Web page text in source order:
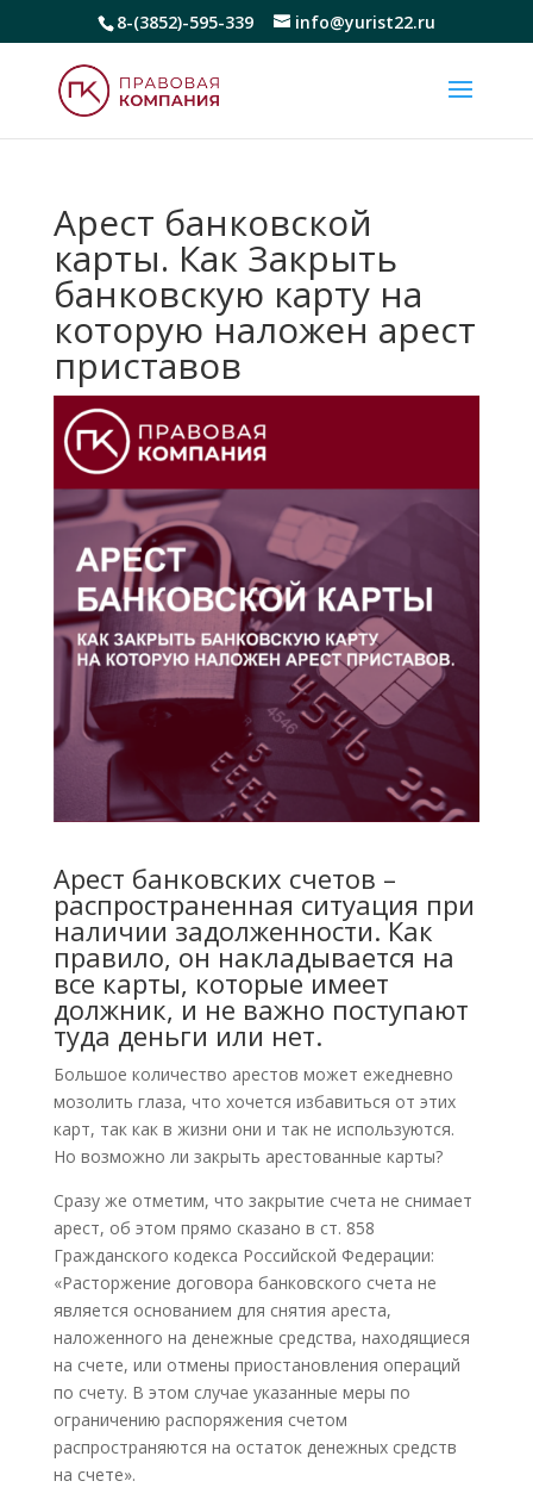
8-(3852)-595-339 info@yurist22.ru
Арест банковской
карты. Как Закрыть
банковскую карту на
которую наложен арест
приставов
Арест банковских счетов –
распространенная ситуация при
наличии задолженности. Как
правило, он накладывается на
все карты, которые имеет
должник, и не важно поступают
туда деньги или нет.
Большое количество арестов может ежедневно
мозолить глаза, что хочется избавиться от этих
карт, так как в жизни они и так не используются.
Но возможно ли закрыть арестованные карты?
Сразу же отметим, что закрытие счета не снимает
арест, об этом прямо сказано в ст. 858
Гражданского кодекса Российской Федерации:
«Расторжение договора банковского счета не
является основанием для снятия ареста,
наложенного на денежные средства, находящиеся
на счете, или отмены приостановления операций
по счету. В этом случае указанные меры по
ограничению распоряжения счетом
распространяются на остаток денежных средств
на счете».